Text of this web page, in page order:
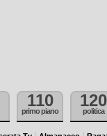
110
primo piano
120
politica